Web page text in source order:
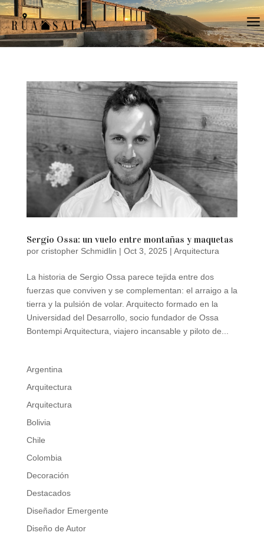
a
Sergio Ossa: un vuelo entre montañas y maquetas
por cristopher Schmidlin | Oct 3, 2025 | Arquitectura
La historia de Sergio Ossa parece tejida entre dos
fuerzas que conviven y se complementan: el arraigo a la
tierra y la pulsión de volar. Arquitecto formado en la
Universidad del Desarrollo, socio fundador de Ossa
Bontempi Arquitectura, viajero incansable y piloto de...
Argentina
Arquitectura
Arquitectura
Bolivia
Chile
Colombia
Decoración
Destacados
Diseñador Emergente
Diseño de Autor